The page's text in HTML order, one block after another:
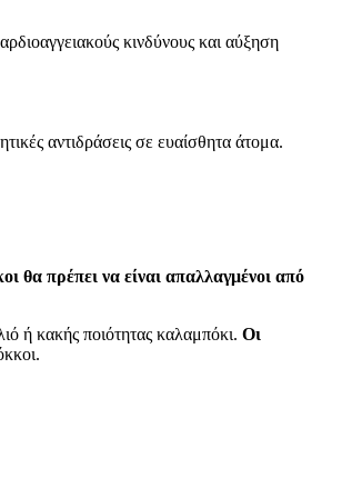
κινδύνους και αύξηση
αντιδράσεις σε ευαίσθητα άτομα.
θα πρέπει να είναι απαλλαγμένοι από
ή κακής ποιότητας καλαμπόκι. Οι